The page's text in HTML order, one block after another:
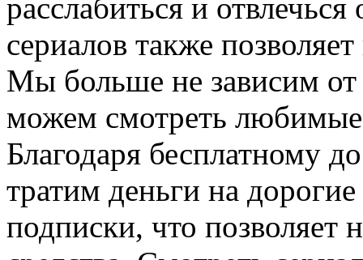
расслабиться и
сериалов также
Мы больше не зависим от
можем смотреть
Благодаря бесплатному
тратим деньги на
подписки, что позволяет